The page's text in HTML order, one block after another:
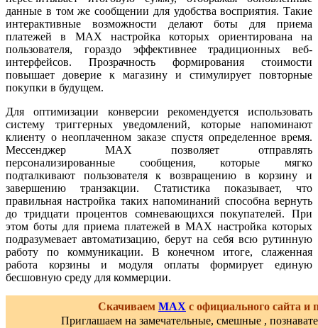
данные в том же сообщении для удобства восприятия. Такие
интерактивные возможности делают боты для приема
платежей в MAX настройка которых ориентирована на
пользователя, гораздо эффективнее традиционных веб-
интерфейсов. Прозрачность формирования стоимости
повышает доверие к магазину и стимулирует повторные
покупки в будущем.
Для оптимизации конверсии рекомендуется использовать
систему триггерных уведомлений, которые напоминают
клиенту о неоплаченном заказе спустя определенное время.
Мессенджер MAX позволяет отправлять
персонализированные сообщения, которые мягко
подталкивают пользователя к возвращению в корзину и
завершению транзакции. Статистика показывает, что
правильная настройка таких напоминаний способна вернуть
до тридцати процентов сомневающихся покупателей. При
этом боты для приема платежей в MAX настройка которых
подразумевает автоматизацию, берут на себя всю рутинную
работу по коммуникации. В конечном итоге, слаженная
работа корзины и модуля оплаты формирует единую
бесшовную среду для коммерции.
Скачиваем MAX с официального сайта
Приглашаем на замечательные, смешные ,